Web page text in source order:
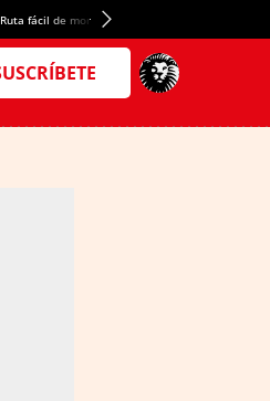
Ruta fácil de montaña